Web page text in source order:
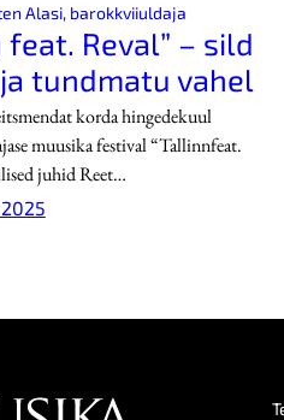
Alasi, barokkviiuldaja
feat. Reval” – sild
tundmatu vahel
korda hingedekuul
muusika festival “Tallinnfeat.
juhid Reet…